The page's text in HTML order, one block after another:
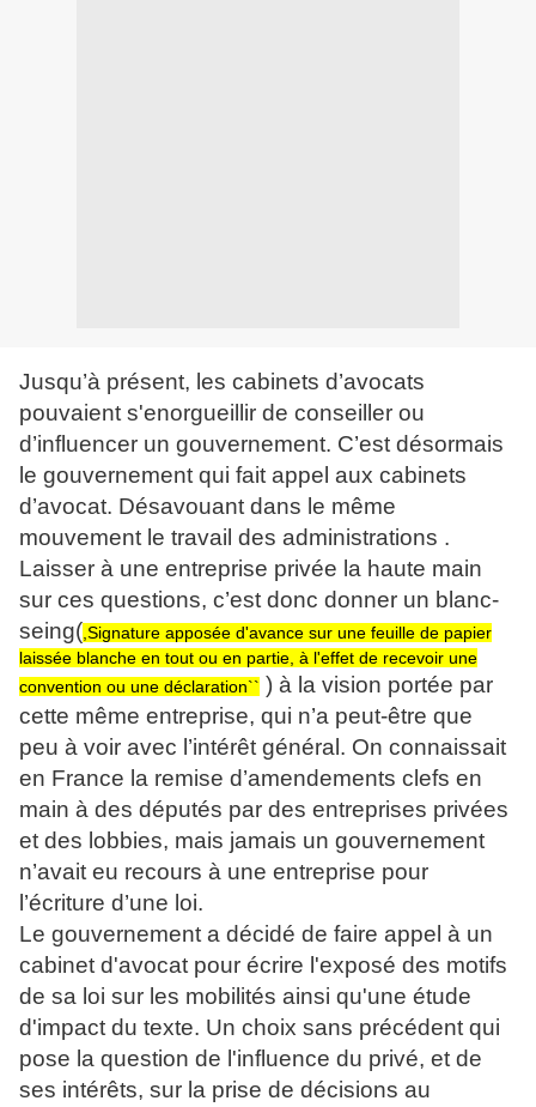
Jusqu’à présent, les cabinets d’avocats
pouvaient s'enorgueillir de conseiller ou
d’influencer un gouvernement. C’est désormais
le gouvernement qui fait appel aux cabinets
d’avocat. Désavouant dans le même
mouvement le travail des administrations .
Laisser à une entreprise privée la haute main
sur ces questions, c’est donc donner un blanc-
seing( ,Signature apposée d'avance sur une feuille de papier
laissée blanche en tout ou en partie, à l'effet de recevoir une
convention ou une déclaration`` ) à la vision portée par
cette même entreprise, qui n’a peut-être que
peu à voir avec l’intérêt général. On connaissait
en France la remise d’amendements clefs en
main à des députés par des entreprises privées
et des lobbies, mais jamais un gouvernement
n’avait eu recours à une entreprise pour
l’écriture d’une loi.
Le gouvernement a décidé de faire appel à un
cabinet d'avocat pour écrire l'exposé des motifs
de sa loi sur les mobilités ainsi qu'une étude
d'impact du texte. Un choix sans précédent qui
pose la question de l'influence du privé, et de
ses intérêts, sur la prise de décisions au